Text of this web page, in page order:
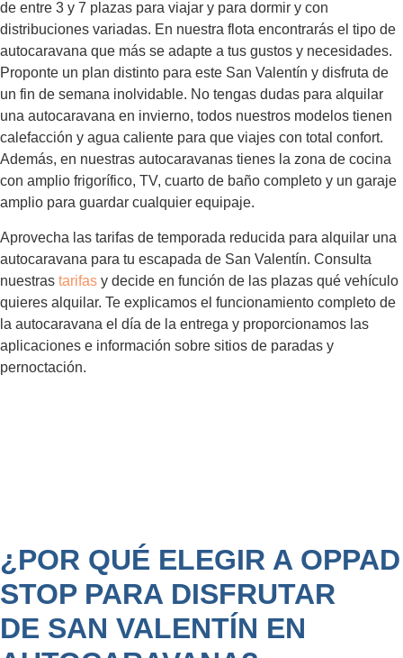
de entre 3 y 7 plazas para viajar y para dormir y con
distribuciones variadas. En nuestra flota encontrarás el tipo de
autocaravana que más se adapte a tus gustos y necesidades.
Proponte un plan distinto para este San Valentín y disfruta de
un fin de semana inolvidable. No tengas dudas para alquilar
una autocaravana en invierno, todos nuestros modelos tienen
calefacción y agua caliente para que viajes con total confort.
Además, en nuestras autocaravanas tienes la zona de cocina
con amplio frigorífico, TV, cuarto de baño completo y un garaje
amplio para guardar cualquier equipaje.
Aprovecha las tarifas de temporada reducida para alquilar una
autocaravana para tu escapada de San Valentín. Consulta
nuestras tarifas y decide en función de las plazas qué vehículo
quieres alquilar. Te explicamos el funcionamiento completo de
la autocaravana el día de la entrega y proporcionamos las
aplicaciones e información sobre sitios de paradas y
pernoctación.
¿POR QUÉ ELEGIR A OPPAD
STOP PARA DISFRUTAR
DE SAN VALENTÍN EN